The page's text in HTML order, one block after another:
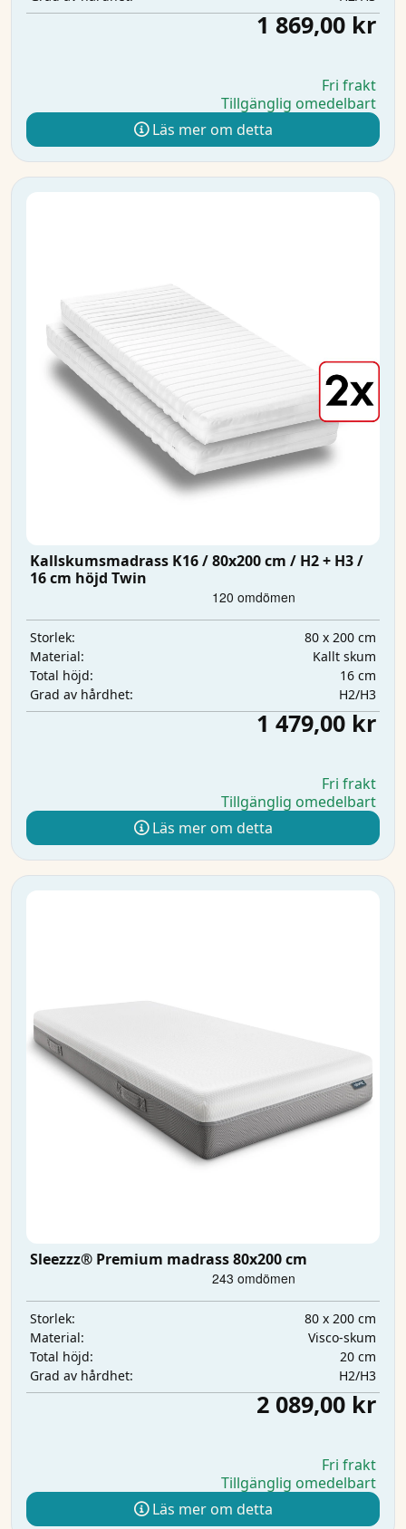
1 869,00 kr
Fri frakt
Tillgänglig omedelbart
Läs mer om detta
Kallskumsmadrass K16 / 80x200 cm / H2 + H3 /
16 cm höjd Twin
Storlek:
80 x 200 cm
Material:
Kallt skum
Total höjd:
16 cm
Grad av hårdhet:
H2/H3
1 479,00 kr
Fri frakt
Tillgänglig omedelbart
Läs mer om detta
Sleezzz® Premium madrass 80x200 cm
Storlek:
80 x 200 cm
Material:
Visco-skum
Total höjd:
20 cm
Grad av hårdhet:
H2/H3
2 089,00 kr
Fri frakt
Tillgänglig omedelbart
Läs mer om detta